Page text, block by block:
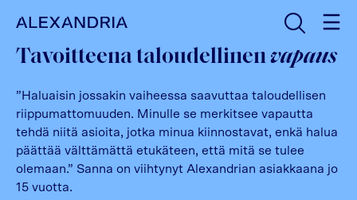
Etusivulle Avaa haku
Tavoitteena taloudellinenvapaus
”Haluaisin jossakin vaiheessa saavuttaa taloudellisen
riippumattomuuden. Minulle se merkitsee vapautta
tehdä niitä asioita, jotka minua kiinnostavat, enkä halua
päättää välttämättä etukäteen, että mitä se tulee
olemaan.” Sanna on viihtynyt Alexandrian asiakkaana jo
15 vuotta.